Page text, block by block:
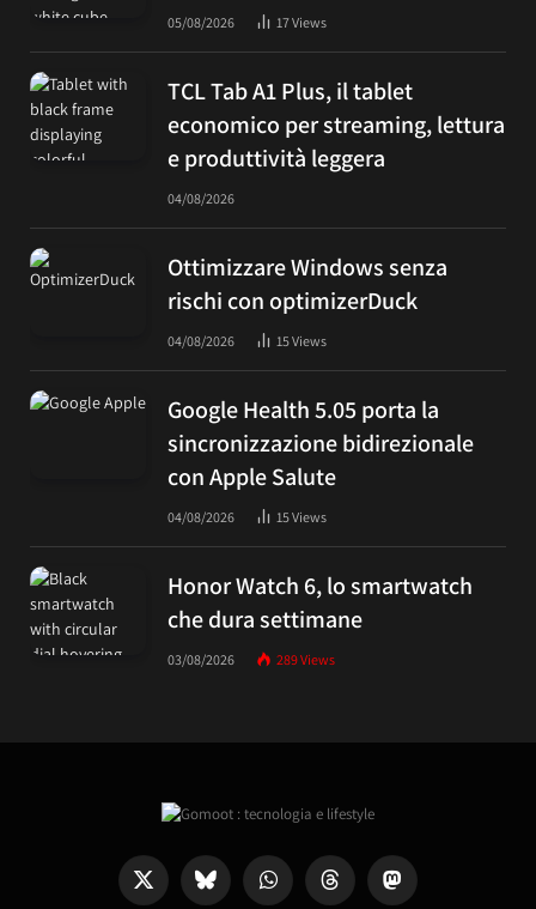
05/08/2026 17Views
TCL Tab A1 Plus, il tablet
economico per streaming, lettura
e produttività leggera
04/08/2026
Ottimizzare Windows senza
rischi con optimizerDuck
04/08/2026 15Views
Google Health 5.05 porta la
sincronizzazione bidirezionale
con Apple Salute
04/08/2026 15Views
Honor Watch 6, lo smartwatch
che dura settimane
03/08/2026 289Views
X
Bluesky WhatsAppThreads Mastodon